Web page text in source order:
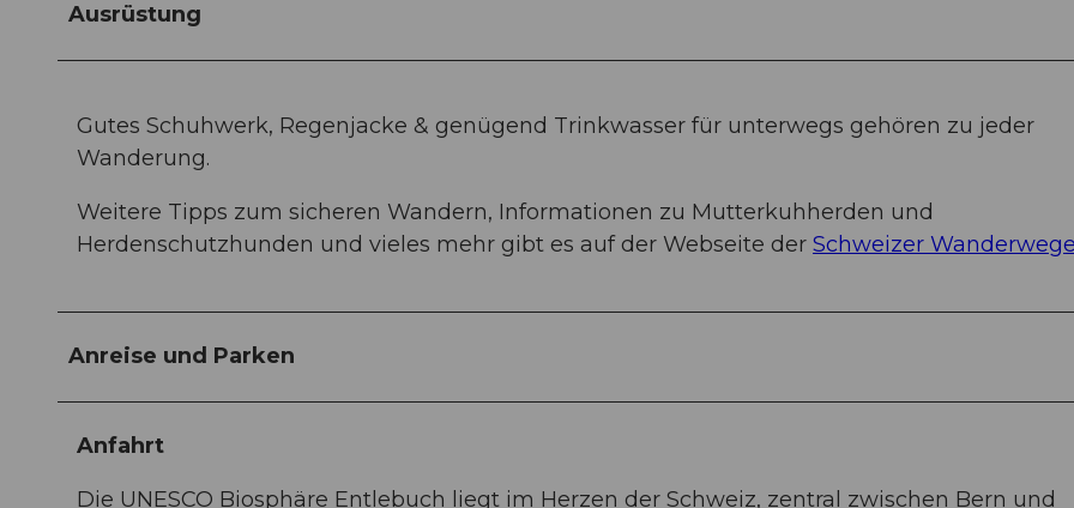
Ausrüstung
Gutes Schuhwerk, Regenjacke & genügend Trinkwasser für unterwegs gehören zu jeder
Wanderung.
Weitere Tipps zum sicheren Wandern, Informationen zu Mutterkuhherden und
Herdenschutzhunden und vieles mehr gibt es auf der Webseite der Schweizer Wanderwege
Anreise und Parken
Anfahrt
Die UNESCO Biosphäre Entlebuch liegt im Herzen der Schweiz, zentral zwischen Bern und